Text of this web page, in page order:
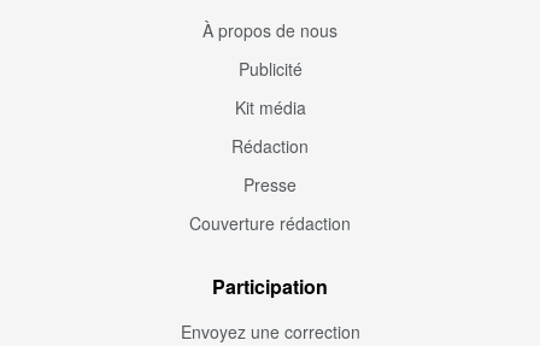
À propos de nous
Publicité
Kit média
Rédaction
Presse
Couverture rédaction
Participation
Envoyez une correction